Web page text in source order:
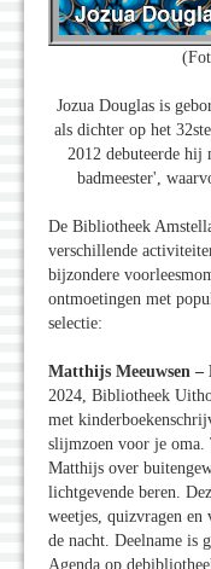
Jozua Douglas is
als dichter op het
2012 debuteerde hij
badmeester',
De Bibliotheek
verschillende
bijzondere
ontmoetingen met
selectie:
Matthijs Meeuwsen –
2024, Bibliotheek
met
slijmzoen voor je oma.
Matthijs over
lichtgevende beren.
weetjes, quizvragen
de nacht. Deelname is
Agenda op